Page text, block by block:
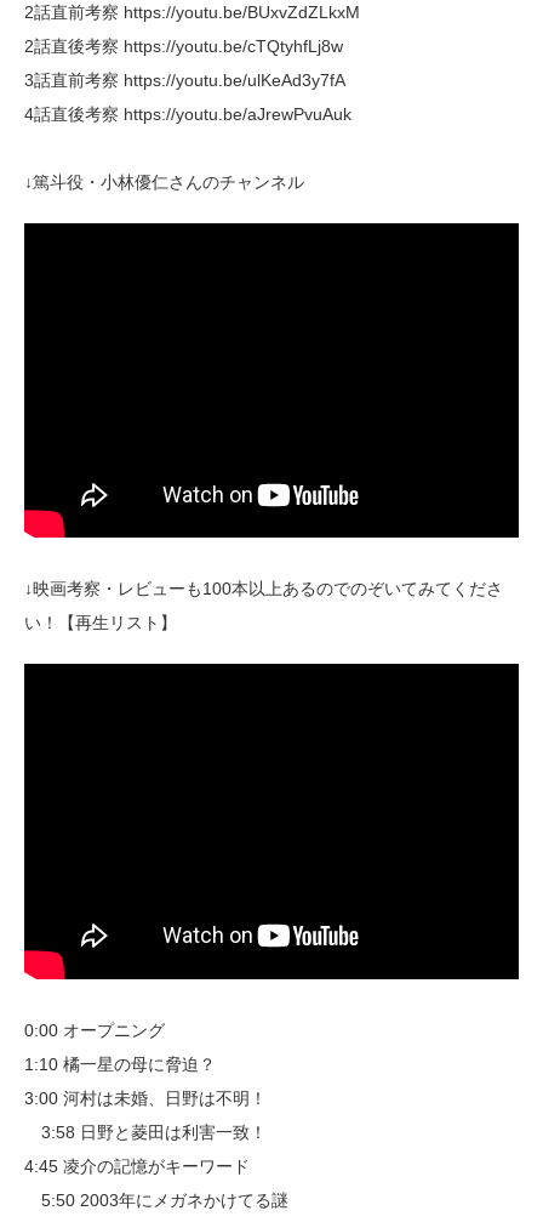
2話直前考察 https://youtu.be/BUxvZdZLkxM
2話直後考察 https://youtu.be/cTQtyhfLj8w
3話直前考察 https://youtu.be/ulKeAd3y7fA
4話直後考察 https://youtu.be/aJrewPvuAuk
↓篤斗役・小林優仁さんのチャンネル
↓映画考察・レビューも100本以上あるのでのぞいてみてくださ
い！【再生リスト】
0:00 オープニング
1:10 橘一星の母に脅迫？
3:00 河村は未婚、日野は不明！
3:58 日野と菱田は利害一致！
4:45 凌介の記憶がキーワード
5:50 2003年にメガネかけてる謎